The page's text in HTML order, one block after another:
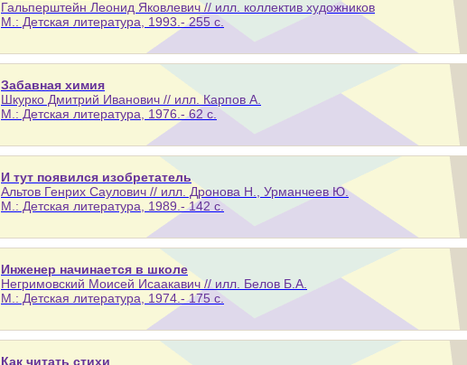
Гальперштейн Леонид Яковлевич // илл. коллектив художников
М.: Детская литература, 1993.- 255 с.
Забавная химия
Шкурко Дмитрий Иванович // илл. Карпов А.
М.: Детская литература, 1976.- 62 с.
И тут появился изобретатель
Альтов Генрих Саулович // илл. Дронова Н., Урманчеев Ю.
М.: Детская литература, 1989.- 142 с.
Инженер начинается в школе
Негримовский Моисей Исаакавич // илл. Белов Б.А.
М.: Детская литература, 1974.- 175 с.
Как читать стихи